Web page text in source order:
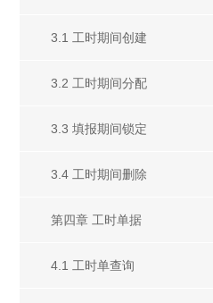
3.1 工时期间创建
3.2 工时期间分配
3.3 填报期间锁定
3.4 工时期间删除
第四章 工时单据
4.1 工时单查询